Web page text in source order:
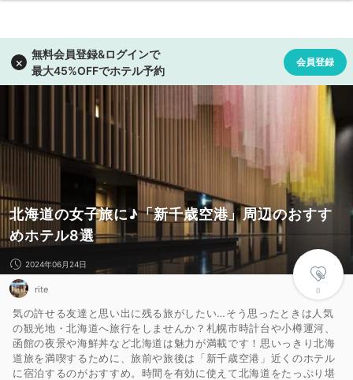
北海道の女子旅に♪「新千歳空港」周辺のおすす
めホテル8選
0
2024年06月24日
rite
気の許せる友達と思い出に残る旅がしたい…そう思ったときは人気
の観光地・北海道へ旅行をしませんか？札幌市時計台や小樽運河、
函館の夜景や海鮮丼など北海道は魅力が満載です！思いっきり北海
道旅を満喫するために、旅前や旅後は「新千歳空港」近くのホテル
に宿泊するのがおすすめ。時間を有効に使えて北海道をたっぷり堪